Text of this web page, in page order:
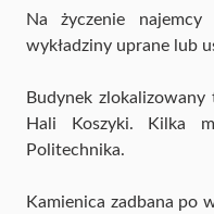
Na życzenie
wykładziny uprane lub
Budynek
Hali Koszyki. Kilka
Politechnika.
Kamienica zadbana po